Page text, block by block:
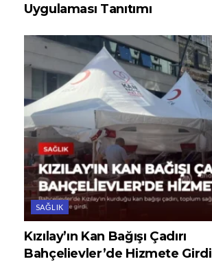
Uygulaması Tanıtımı
SAĞLIK
Kızılay’ın Kan Bağışı Çadırı
Bahçelievler’de Hizmete Girdi